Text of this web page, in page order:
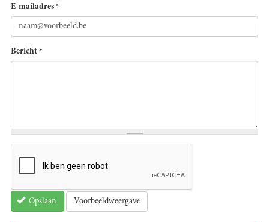
E-mailadres *
Bericht *
Opslaan Voorbeeldweergave